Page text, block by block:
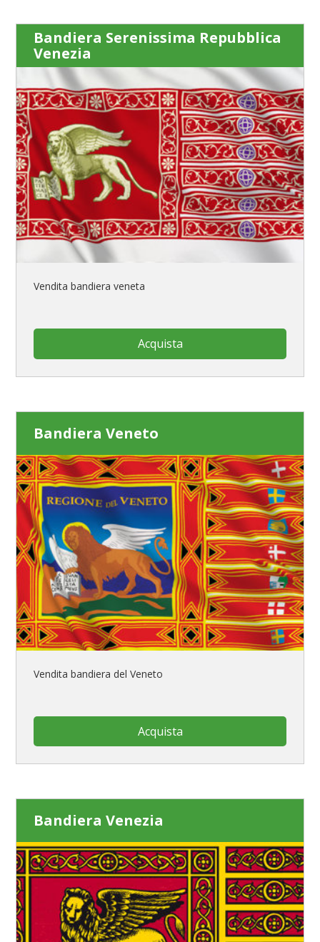
Bandiera Serenissima Repubblica
Venezia
Vendita bandiera veneta
Acquista
Bandiera Veneto
Vendita bandiera del Veneto
Acquista
Bandiera Venezia